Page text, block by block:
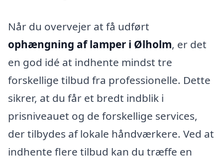
Når du overvejer at få udført
ophængning af lamper i Ølholm, er det
en god idé at indhente mindst tre
forskellige tilbud fra professionelle. Dette
sikrer, at du får et bredt indblik i
prisniveauet og de forskellige services,
der tilbydes af lokale håndværkere. Ved at
indhente flere tilbud kan du træffe en